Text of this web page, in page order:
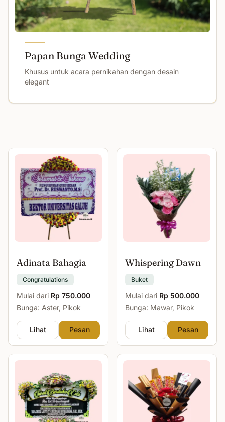
Papan Bunga Wedding
Khusus untuk acara pernikahan dengan desain
elegant
Adinata Bahagia
Congratulations
Mulai dari Rp 750.000
Bunga: Aster, Pikok
Lihat Pesan
Whispering Dawn
Buket
Mulai dari Rp 500.000
Bunga: Mawar, Pikok
Lihat Pesan